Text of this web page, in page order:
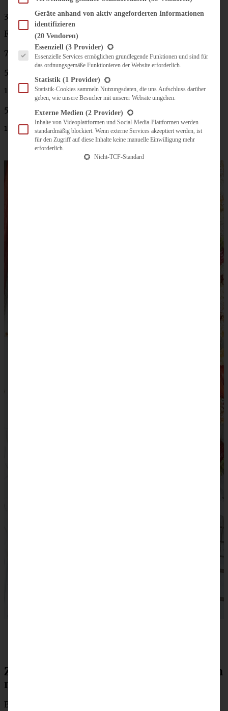
300 g Erdbeeren
Für die Streusel:
75 g Butter
50 g feine Haferflocken
100 g Mehl
50 g brauner Zucker
1 TL Vanille-Extrakt
Zubereitung Erdbeer-Rhabarber-Kuchen
mit Streuseln
Backofen auf 175 ° (150 °C Umluft) vorheizen. Backform
Geräte anhand von aktiv angeforderten Informationen
identifizieren
(20 Vendoren)
Es folgt eine Liste der Service-Gruppen, für die eine Einwilligung erteilt werden
Essenziell (3 Provider)
Essenzielle Services ermöglichen grundlegende Funktionen und sind für
das ordnungsgemäße Funktionieren der Website erforderlich.
Statistik (1 Provider)
Statistik-Cookies sammeln Nutzungsdaten, die uns Aufschluss darüber
geben, wie unsere Besucher mit unserer Website umgehen.
Externe Medien (2 Provider)
Inhalte von Videoplattformen und Social-Media-Plattformen werden
standardmäßig blockiert. Wenn externe Services akzeptiert werden, ist
für den Zugriff auf diese Inhalte keine manuelle Einwilligung mehr
erforderlich.
Nicht-TCF-Standard